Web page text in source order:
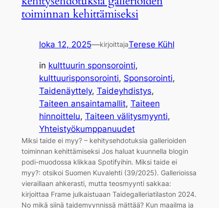
toiminnan kehittämiseksi
loka 12, 2025—kirjoittajaTerese Kühl
in kulttuurin sponsorointi
kulttuurisponsorointi, Sponsorointi
Taidenäyttely, Taideyhdistys
Taiteen ansaintamallit, Taiteen
hinnoittelu, Taiteen välitysmyynti
Yhteistyökumppanuudet
Miksi taide ei myy? – kehitysehdotuksia gallerioiden
toiminnan kehittämiseksi Jos haluat kuunnella blogin
podi-muodossa klikkaa Spotifyihin. Miksi taide ei
myy?: otsikoi Suomen Kuvalehti (39/2025). Gallerioissa
vieraillaan ahkerasti, mutta teosmyynti sakkaa:
kirjoittaa Frame julkaistuaan Taidegalleriatilaston 2024.
No mikä siinä taidemyynnissä mättää? Kun maailma ja